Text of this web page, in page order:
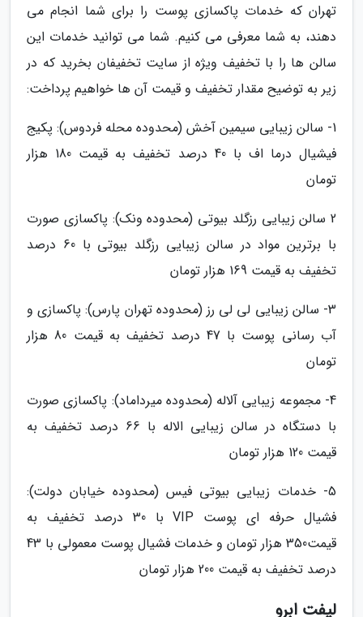
تهران که خدمات پاکسازی پوست را برای شما انجام می
دهند، به شما معرفی می کنیم. شما می توانید خدمات این
سالن ها را با تخفیف ویژه از سایت تخفیفان بخرید که در
زیر به توضیح مقدار تخفیف و قیمت آن ها خواهیم پرداخت:
1- سالن زیبایى سیمین آخش (محدوده محله فردوس): پکیج
فیشیال درما اف با 40 درصد تخفیف به قیمت 180 هزار
تومان
2 سالن زیبایی رزگلد بیوتی (محدوده ونک): پاکسازی صورت
با برترین مواد در سالن زیبایی رزگلد بیوتی با 60 درصد
تخفیف به قیمت 169 هزار تومان
3- سالن زیبایی لی لی رز (محدوده تهران پارس): پاکسازی و
آب رسانی پوست با 47 درصد تخفیف به قیمت 80 هزار
تومان
4- مجموعه زیبایی آلاله (محدوده میرداماد): پاکسازی صورت
با دستگاه در سالن زیبایی الاله با 66 درصد تخفیف به
قیمت 120 هزار تومان
5- خدمات زیبایی بیوتی فیس (محدوده خیابان دولت):
فشیال حرفه ای پوست VIP با 30 درصد تخفیف به
قیمت350 هزار تومان و خدمات فشیال پوست معمولی با 43
درصد تخفیف به قیمت 200 هزار تومان
لیفت ابرو